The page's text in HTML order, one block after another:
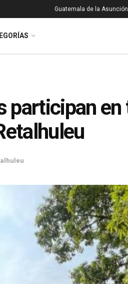
Guatemala de la Asunción
participan en